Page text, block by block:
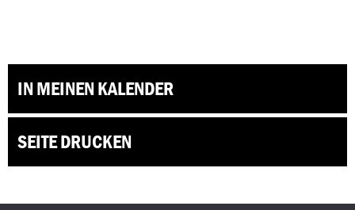
IN MEINEN KALENDER
SEITE DRUCKEN